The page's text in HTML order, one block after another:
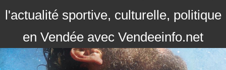
l'actualité sportive, culturelle, politique
en Vendée avec Vendeeinfo.net